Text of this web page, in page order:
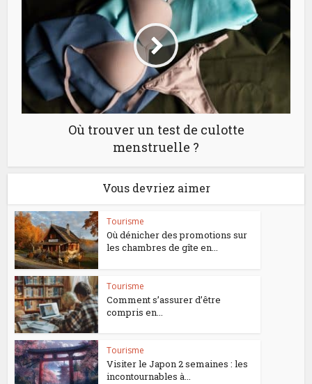
Où trouver un test de culotte
menstruelle ?
Vous devriez aimer
Tourisme
Où dénicher des promotions sur
les chambres de gîte en...
Tourisme
Comment s’assurer d’être
compris en...
Tourisme
Visiter le Japon 2 semaines : les
incontournables à...